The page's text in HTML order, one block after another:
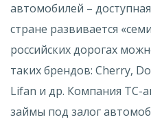
автомобилей –
стране развивается
российских дорогах
таких брендов: Cherry,
Lifan и др. Компания ТС-
займы под залог